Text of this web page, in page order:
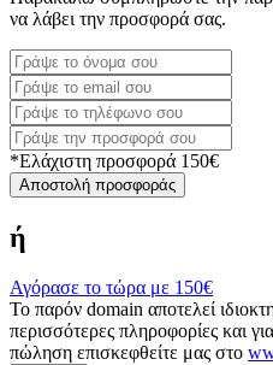
να λάβει την προσφορά σας.
*Ελάχιστη προσφορά 150€
Αποστολή προσφοράς
ή
Αγόρασε το τώρα με 150€
Το παρόν domain αποτελεί
περισσότερες πληροφορίες και
πώληση επισκεφθείτε μας στο